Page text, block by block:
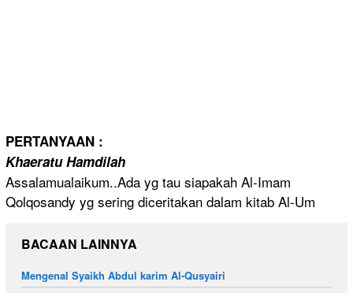
PERTANYAAN :
Khaeratu Hamdilah
Assalamualaikum..Ada yg tau siapakah Al-Imam
Qolqosandy yg sering diceritakan dalam kitab Al-Um
BACAAN LAINNYA
Mengenal Syaikh Abdul karim Al-Qusyairi